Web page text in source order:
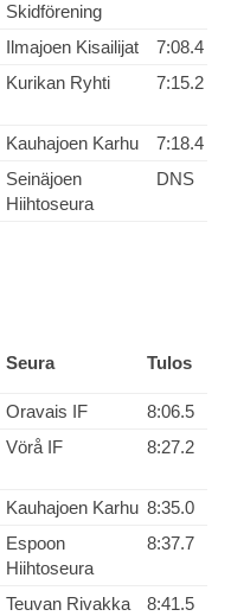
Skidförening
Ilmajoen Kisailijat
7:08.4
Kurikan Ryhti 7:15.2
Kauhajoen Karhu
7:18.4
Seinäjoen
Hiihtoseura
DNS
Seura Tulos
Oravais IF
8:06.5
Vörå IF 8:27.2
Kauhajoen Karhu 8:35.0
Espoon
Hiihtoseura
8:37.7
Teuvan Rivakka
8:41.5